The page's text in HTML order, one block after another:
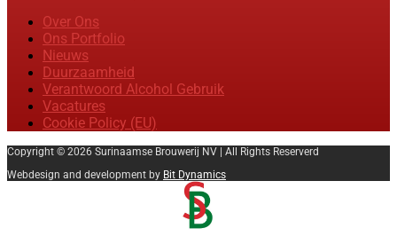
Over Ons
Ons Portfolio
Nieuws
Duurzaamheid
Verantwoord Alcohol Gebruik
Vacatures
Cookie Policy (EU)
Copyright © 2026 Surinaamse Brouwerij NV | All Rights Reserverd
Webdesign and development by Bit Dynamics